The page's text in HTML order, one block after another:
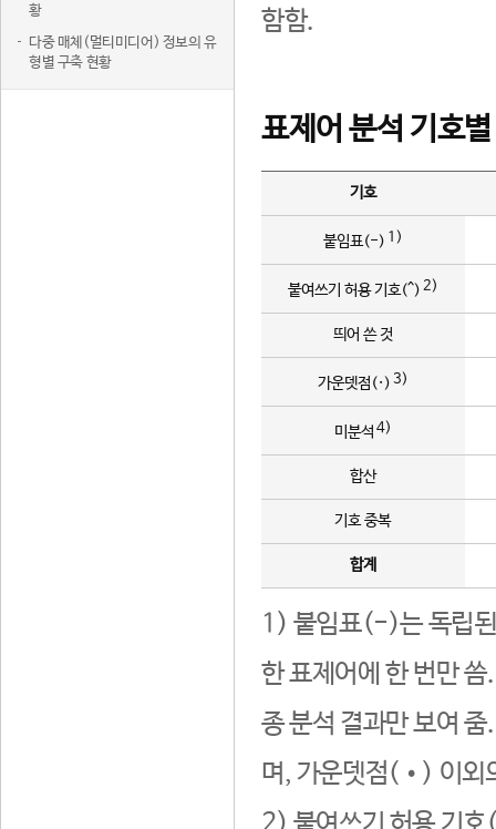
황
다중 매체(멀티미디어) 정보의 유
형별 구축 현황
함함.
표제어 분석 기호
기호
붙임표(-) 1)
붙여쓰기 허용 기호(^) 2)
띄어 쓴 것
가운뎃점(·) 3)
미분석 4)
합산
기호 중복
합계
1) 붙임표(-)는 독립된
한 표제어에 한 번만
종 분석 결과만 보여
며, 가운뎃점(•) 이외